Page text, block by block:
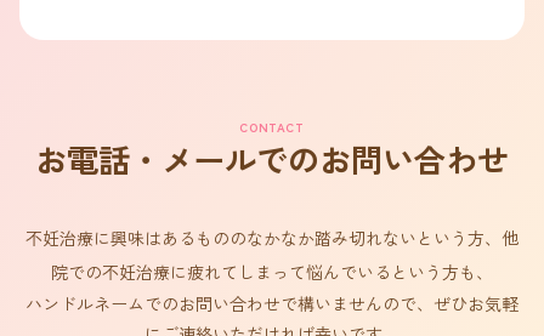
CONTACT
お電話・メールでのお問い合わせ
不妊治療に興味はあるもののなかなか踏み切れないという方、他
院での不妊治療に疲れてしまって悩んでいるという方も、
ハンドルネームでのお問い合わせで構いませんので、ぜひお気軽